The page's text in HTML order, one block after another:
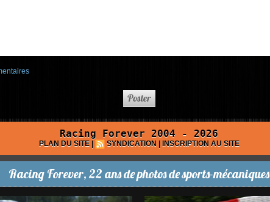
Racing Forever 2004 - 2026
PLAN DU SITE | SYNDICATION | INSCRIPTION AU SITE
Racing Forever, 22 ans de photos de sports-mécaniques